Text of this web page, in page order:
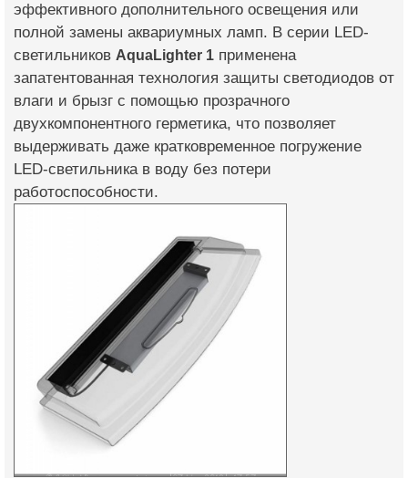
эффективного дополнительного освещения или
полной замены аквариумных ламп. В серии LED-
светильников AquaLighter 1 применена
запатентованная технология защиты светодиодов от
влаги и брызг с помощью прозрачного
двухкомпонентного герметика, что позволяет
выдерживать даже кратковременное погружение
LED-светильника в воду без потери
работоспособности.